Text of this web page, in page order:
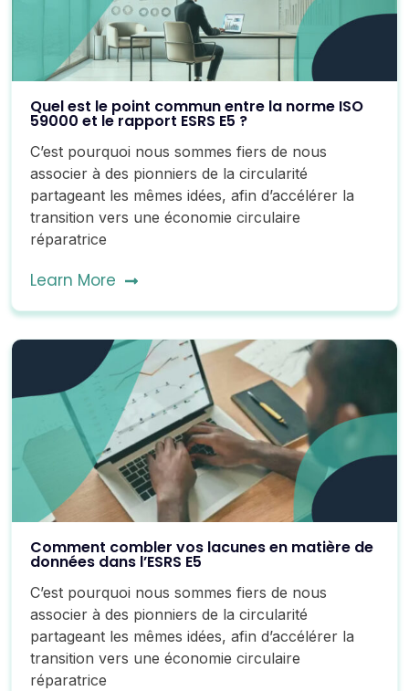
Quel est le point commun entre la norme ISO
59000 et le rapport ESRS E5 ?
C’est pourquoi nous sommes fiers de nous
associer à des pionniers de la circularité
partageant les mêmes idées, afin d’accélérer la
transition vers une économie circulaire
réparatrice
Learn More
Comment combler vos lacunes en matière de
données dans l’ESRS E5
C’est pourquoi nous sommes fiers de nous
associer à des pionniers de la circularité
partageant les mêmes idées, afin d’accélérer la
transition vers une économie circulaire
réparatrice